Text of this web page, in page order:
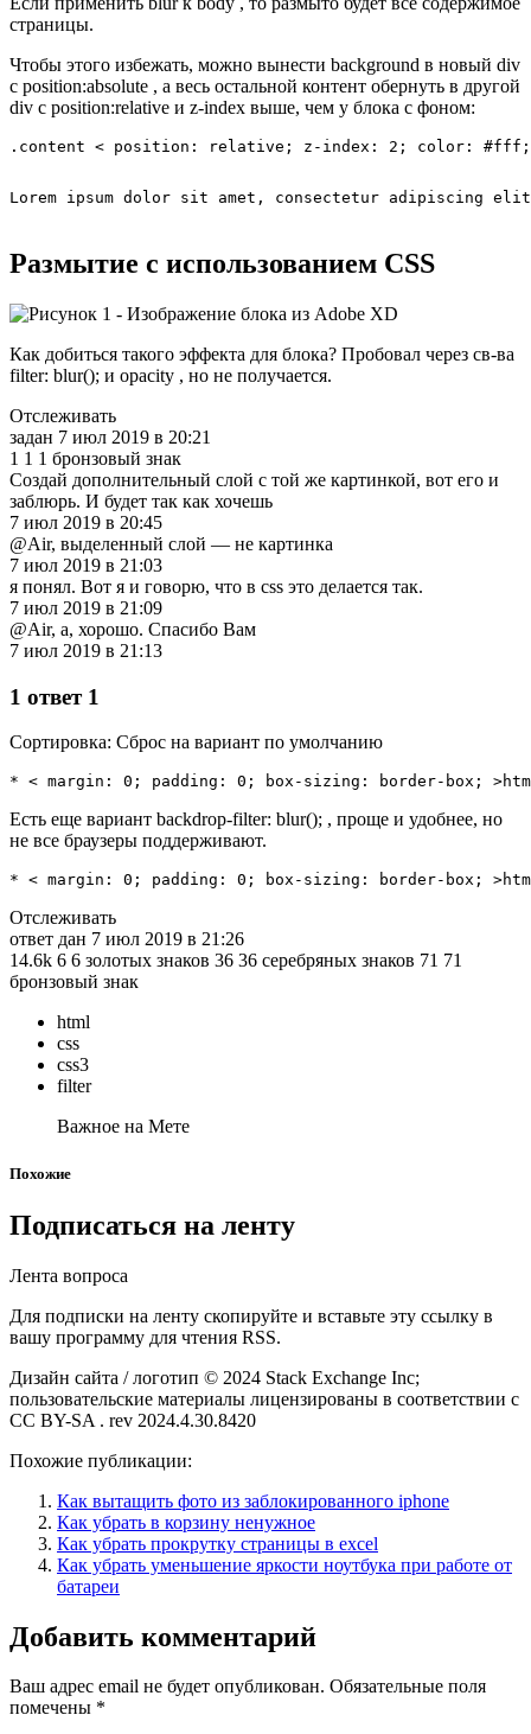
страницы.
Чтобы этого избежать, можно вынести background в новый div
с position:absolute , а весь остальной контент обернуть в другой
div с position:relative и z-index выше, чем у блока с фоном:
.content < position: relative; z-index: 2; color: #fff;
Lorem ipsum dolor sit amet, consectetur adipiscing
Размытие с использованием CSS
Как добиться такого эффекта для блока? Пробовал через св-ва
filter: blur(); и opacity , но не получается.
Отслеживать
задан 7 июл 2019 в 20:21
1 1 1 бронзовый знак
Создай дополнительный слой с той же картинкой, вот его и
заблюрь. И будет так как хочешь
7 июл 2019 в 20:45
@Air, выделенный слой — не картинка
7 июл 2019 в 21:03
я понял. Вот я и говорю, что в css это делается так.
7 июл 2019 в 21:09
@Air, а, хорошо. Спасибо Вам
7 июл 2019 в 21:13
1 ответ 1
Сортировка: Сброс на вариант по умолчанию
* < margin: 0; padding: 0; box-sizing: border-box;
Есть еще вариант backdrop-filter: blur(); , проще и удобнее, но
не все браузеры поддерживают.
* < margin: 0; padding: 0; box-sizing: border-box;
Отслеживать
ответ дан 7 июл 2019 в 21:26
14.6k 6 6 золотых знаков 36 36 серебряных знаков 71 71
бронзовый знак
html
css
css3
filter
Важное на Мете
Похожие
Подписаться на ленту
Лента вопроса
Для подписки на ленту скопируйте и вставьте эту ссылку в
вашу программу для чтения RSS.
Дизайн сайта / логотип © 2024 Stack Exchange Inc;
пользовательские материалы лицензированы в соответствии с
CC BY-SA . rev 2024.4.30.8420
Похожие публикации:
Как вытащить фото из заблокированного iphone
Как убрать в корзину ненужное
Как убрать прокрутку страницы в excel
Как убрать уменьшение яркости ноутбука при работе от
батареи
Добавить комментарий
Ваш адрес email не будет опубликован. Обязательные поля
помечены *